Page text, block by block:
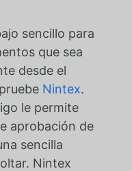
sencillo para
que sea
desde el
Nintex.
le permite
aprobación de
sencilla
Nintex